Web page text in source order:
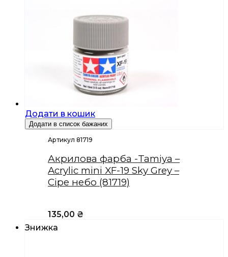
Додати в кошик
Додати в список бажаних
Артикул 81719
Акрилова фарба -Tamiya –
Acrylic mini XF-19 Sky Grey –
Сіре небо (81719)
135,00 ₴
Знижка